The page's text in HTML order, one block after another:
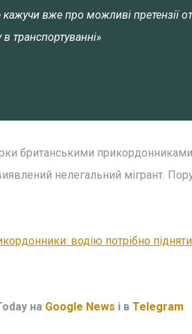
вже про можливі претензії
транспортуванні»
британськими
нелегальний мігрант.
водію потрібно
на Google News і в Telegram